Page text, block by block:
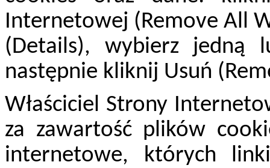
Internetowej (Remove All
(Details), wybierz jedną
następnie kliknij Usuń
Właściciel Strony
za zawartość plików
internetowe, których